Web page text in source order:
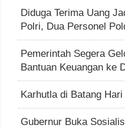
Diduga Terima Uang
Polri, Dua Personel
Pemerintah Segera
Bantuan Keuangan ke
Karhutla di Batang
Gubernur Buka